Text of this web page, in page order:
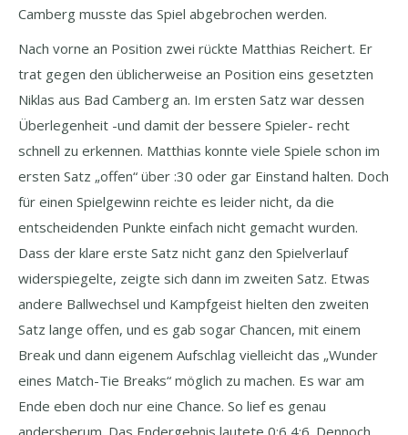
Camberg musste das Spiel abgebrochen werden.
Nach vorne an Position zwei rückte Matthias Reichert. Er
trat gegen den üblicherweise an Position eins gesetzten
Niklas aus Bad Camberg an. Im ersten Satz war dessen
Überlegenheit -und damit der bessere Spieler- recht
schnell zu erkennen. Matthias konnte viele Spiele schon im
ersten Satz „offen“ über :30 oder gar Einstand halten. Doch
für einen Spielgewinn reichte es leider nicht, da die
entscheidenden Punkte einfach nicht gemacht wurden.
Dass der klare erste Satz nicht ganz den Spielverlauf
widerspiegelte, zeigte sich dann im zweiten Satz. Etwas
andere Ballwechsel und Kampfgeist hielten den zweiten
Satz lange offen, und es gab sogar Chancen, mit einem
Break und dann eigenem Aufschlag vielleicht das „Wunder
eines Match-Tie Breaks“ möglich zu machen. Es war am
Ende eben doch nur eine Chance. So lief es genau
andersherum. Das Endergebnis lautete 0:6 4:6. Dennoch